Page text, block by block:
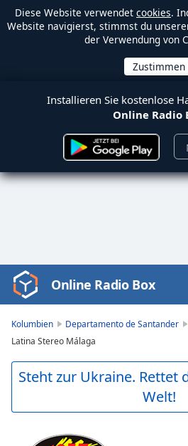
Diese Website verwendet cookies.
Website navigierst, stimmst du
der Verwendung von
Installieren Sie kostenlose
Online Radio
Video
Player
loading.
Video
Play
Backward
Online Radio Box
Kolumbien Departamento de Santander
Latina Stereo Málaga
Steht zur Ukraine. Rettet
Welt!